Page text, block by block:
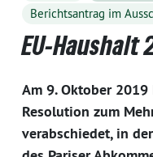
Berichtsantrag im
EU-Haushalt
Am 9. Oktober 2019
Resolution zum
verabschiedet, in